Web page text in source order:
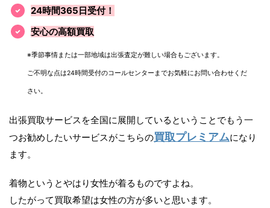
24時間365日受付！
安心の高額買取
※季節事情または一部地域は出張査定が難しい場合もございます。
ご不明な点は24時間受付のコールセンターまでお気軽にお問い合わせくだ
さい。
出張買取サービスを全国に展開しているということでもう一
つお勧めしたいサービスがこちらの買取プレミアムになり
ます。
着物というとやはり女性が着るものですよね。
したがって買取希望は女性の方が多いと思います。